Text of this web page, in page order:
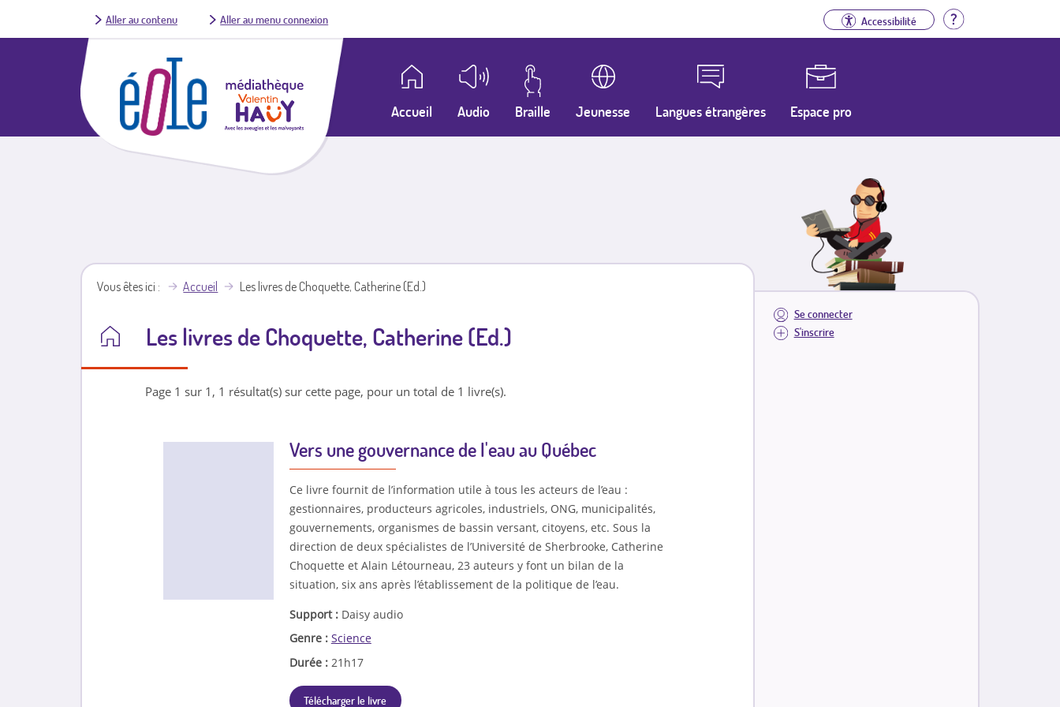
Aller au contenu Aller au menu connexion Accessibilité Aide
Accueil Audio Braille Jeunesse Langues étrangères Espace pro
Se connecter
S'inscrire
Vous êtes ici Accueil Les livres de Choquette, Catherine (Ed.)
Les livres de Choquette, Catherine (Ed.)
Page 1 sur 1, 1 résultat(s) sur cette page, pour un total de 1 livre(s).
Vers une gouvernance de l'eau au Québec
Ce livre fournit de l’information utile à tous les acteurs de l’eau :
gestionnaires, producteurs agricoles, industriels, ONG, municipalités,
gouvernements, organismes de bassin versant, citoyens, etc. Sous la
direction de deux spécialistes de l’Université de Sherbrooke, Catherine
Choquette et Alain Létourneau, 23 auteurs y font un bilan de la
situation, six ans après l’établissement de la politique de l’eau.
Support : Daisy audio
Genre : Science
Durée : 21h17
Télécharger le livre